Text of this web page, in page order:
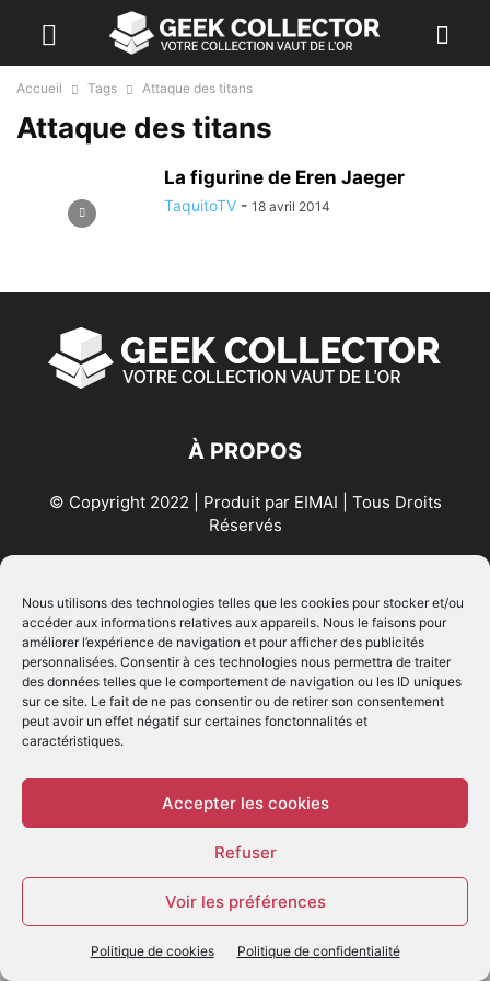
Nous utilisons des technologies telles que les cookies pour stocker et/ou
accéder aux informations relatives aux appareils. Nous le faisons pour
améliorer l’expérience de navigation et pour afficher des publicités
personnalisées. Consentir à ces technologies nous permettra de traiter
des données telles que le comportement de navigation ou les ID uniques
sur ce site. Le fait de ne pas consentir ou de retirer son consentement
peut avoir un effet négatif sur certaines fonctonnalités et
caractéristiques.
Accepter les cookies
Refuser
Voir les préférences
Politique de cookies Politique de confidentialité
Accueil Tags Attaque des titans
Attaque des titans
La figurine de Eren Jaeger
TaquitoTV - 18 avril 2014
À PROPOS
© Copyright 2022 | Produit par EIMAI | Tous Droits
Réservés
SUIVEZ NOUS